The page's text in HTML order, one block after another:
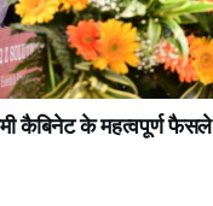
कैबिनेट के महत्वपूर्ण फैसले